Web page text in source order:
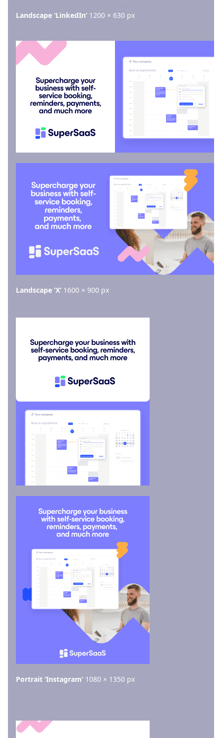
Landscape ‘LinkedIn’ 1200 × 630 px
Landscape ‘X’ 1600 × 900 px
Portrait ‘Instagram’ 1080 × 1350 px